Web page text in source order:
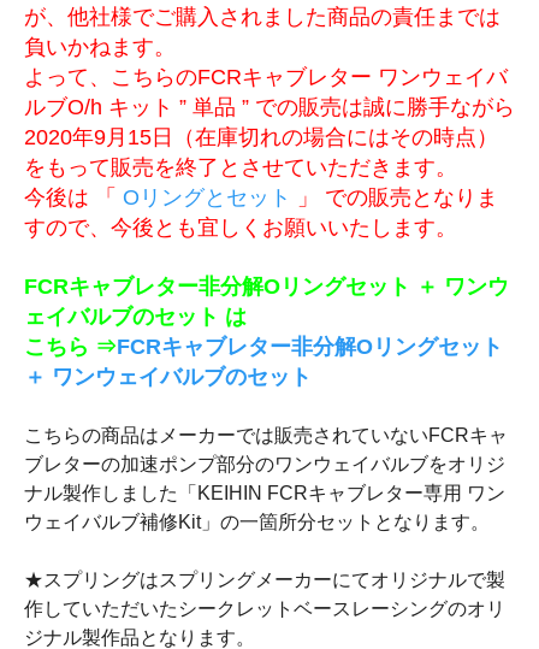
が、他社様でご購入されました商品の責任までは
負いかねます。
よって、こちらのFCRキャブレター ワンウェイバ
ルブO/h キット ” 単品 ” での販売は誠に勝手ながら
2020年9月15日（在庫切れの場合にはその時点）
をもって販売を終了とさせていただきます。
今後は 「 Oリングとセット
」 での販売となりま
すので、今後とも宜しくお願いいたします。
FCRキャブレター非分解Oリングセット ＋ ワンウ
ェイバルブのセット は
こちら ⇒FCRキャブレター非分解Oリングセット
＋ ワンウェイバルブのセット
こちらの商品はメーカーでは販売されていないFCRキャ
ブレターの加速ポンプ部分のワンウェイバルブをオリジ
ナル製作しました「KEIHIN FCRキャブレター専用 ワン
ウェイバルブ補修Kit」の一箇所分セットとなります。
★スプリングはスプリングメーカーにてオリジナルで製
作していただいたシークレットベースレーシングのオリ
ジナル製作品となります。